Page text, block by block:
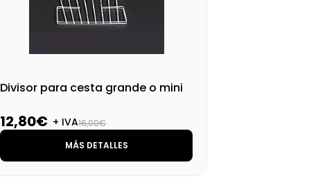
Divisor para cesta grande o mini
12,80€ + IVA16,00€
MÁS DETALLES